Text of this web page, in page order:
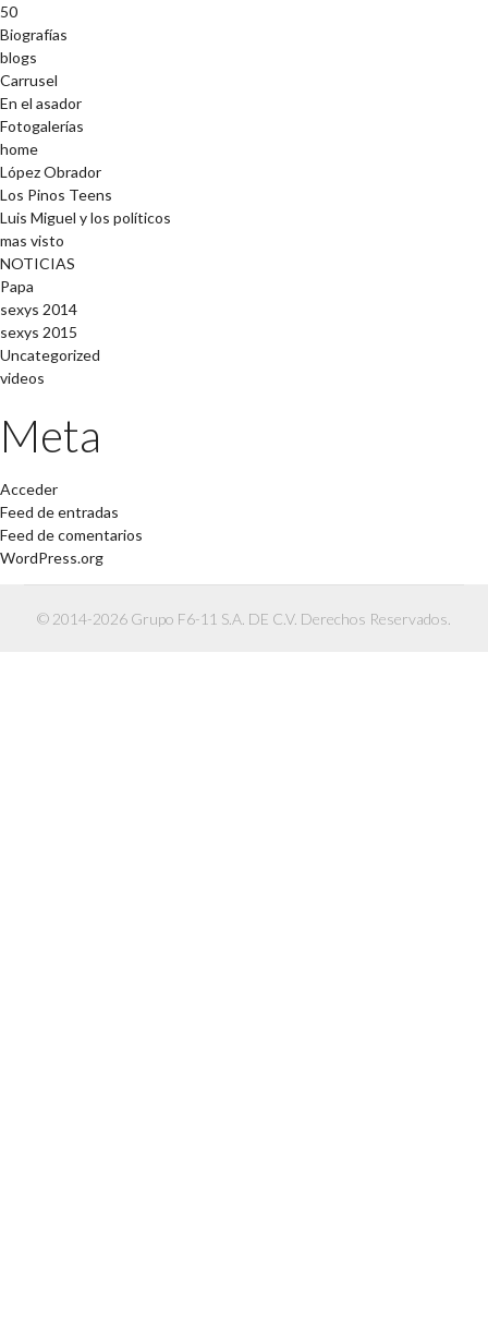
50
Biografías
blogs
Carrusel
En el asador
Fotogalerías
home
López Obrador
Los Pinos Teens
Luis Miguel y los políticos
mas visto
NOTICIAS
Papa
sexys 2014
sexys 2015
Uncategorized
videos
Meta
Acceder
Feed de entradas
Feed de comentarios
WordPress.org
© 2014-2026 Grupo F6-11 S.A. DE C.V. Derechos Reservados.